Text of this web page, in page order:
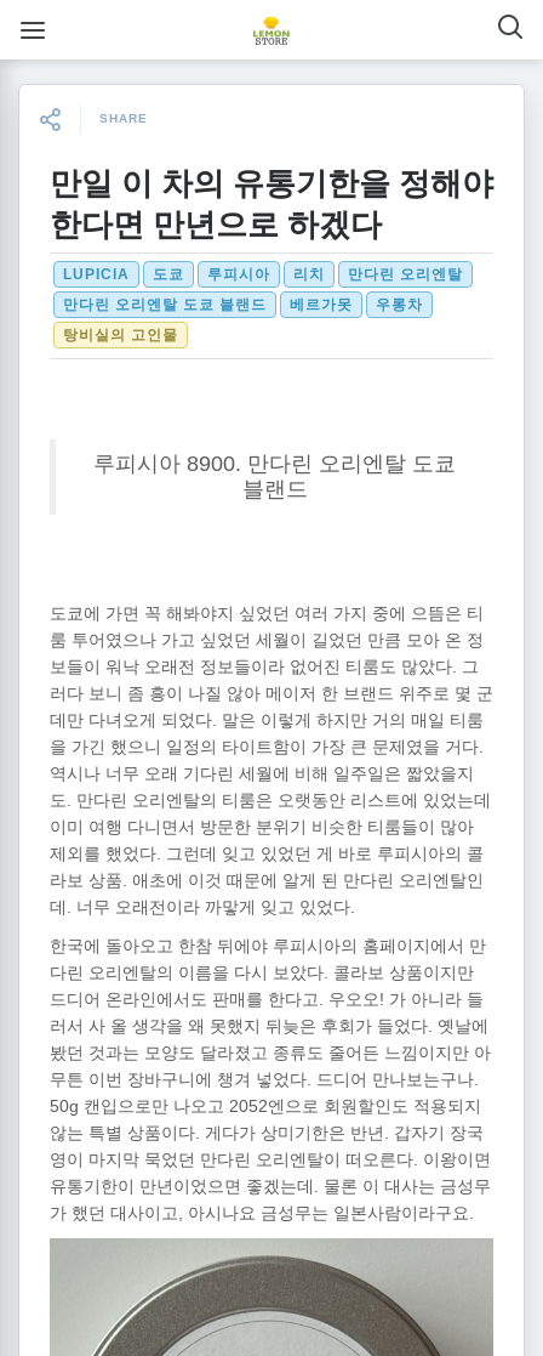
SHARE
만일 이 차의 유통기한을 정해야
한다면 만년으로 하겠다
LUPICIA 도쿄 루피시아 리치
만다린 오리엔탈
만다린 오리엔탈 도쿄 블랜드
베르가못
우롱차
탕비실의 고인물
루피시아 8900. 만다린 오리엔탈 도쿄
블랜드
도쿄에 가면 꼭 해봐야지 싶었던 여러 가지 중에 으뜸은 티
룸 투어였으나 가고 싶었던 세월이 길었던 만큼 모아 온 정
보들이 워낙 오래전 정보들이라 없어진 티룸도 많았다. 그
러다 보니 좀 흥이 나질 않아 메이저 한 브랜드 위주로 몇 군
데만 다녀오게 되었다. 말은 이렇게 하지만 거의 매일 티룸
을 가긴 했으니 일정의 타이트함이 가장 큰 문제였을 거다.
역시나 너무 오래 기다린 세월에 비해 일주일은 짧았을지
도. 만다린 오리엔탈의 티룸은 오랫동안 리스트에 있었는데
이미 여행 다니면서 방문한 분위기 비슷한 티룸들이 많아
제외를 했었다. 그런데 잊고 있었던 게 바로 루피시아의 콜
라보 상품. 애초에 이것 때문에 알게 된 만다린 오리엔탈인
데. 너무 오래전이라 까맣게 잊고 있었다.
한국에 돌아오고 한참 뒤에야 루피시아의 홈페이지에서 만
다린 오리엔탈의 이름을 다시 보았다. 콜라보 상품이지만
드디어 온라인에서도 판매를 한다고. 우오오! 가 아니라 들
러서 사 올 생각을 왜 못했지 뒤늦은 후회가 들었다. 옛날에
봤던 것과는 모양도 달라졌고 종류도 줄어든 느낌이지만 아
무튼 이번 장바구니에 챙겨 넣었다. 드디어 만나보는구나.
50g 캔입으로만 나오고 2052엔으로 회원할인도 적용되지
않는 특별 상품이다. 게다가 상미기한은 반년. 갑자기 장국
영이 마지막 묵었던 만다린 오리엔탈이 떠오른다. 이왕이면
유통기한이 만년이었으면 좋겠는데. 물론 이 대사는 금성무
가 했던 대사이고, 아시나요 금성무는 일본사람이라구요.